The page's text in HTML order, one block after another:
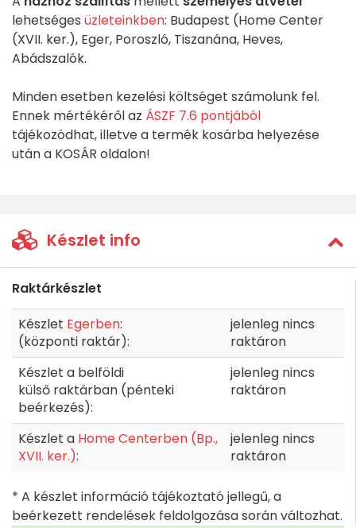
lehetséges üzleteinkben: Budapest (Home Center
(XVII. ker.), Eger, Poroszló, Tiszanána, Heves,
Abádszalók.
Minden esetben kezelési költséget számolunk fel.
Ennek mértékéről az ÁSZF 7.6 pontjából
tájékozódhat, illetve a termék kosárba helyezése
után a KOSÁR oldalon!
Készlet info
Raktárkészlet
Készlet Egerben:
(központi raktár):
jelenleg nincs
raktáron
Készlet a belföldi
külső raktárban (pénteki
beérkezés):
jelenleg nincs
raktáron
Készlet a Home Centerben (Bp.,
XVII. ker.):
jelenleg nincs
raktáron
* A készlet információ tájékoztató jellegű, a
beérkezett rendelések feldolgozása során változhat.